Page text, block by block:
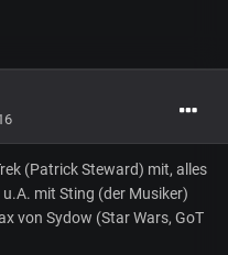
(Patrick Steward) mit, alles
mit Sting (der Musiker)
von Sydow (Star Wars, GoT